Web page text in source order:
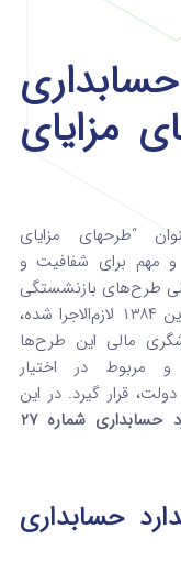
حسابداری
مزایای
“طرحهای مزایای
و مهم برای شفافیت و
طرح‌های بازنشستگی
در ایران است. این استاندارد که از اول فروردین ۱۳۸۴ لازم‌الاجرا شده،
مالی این طرح‌ها
و مربوط در اختیار
قرار گیرد. در این
حسابداری شماره 27
حسابداری